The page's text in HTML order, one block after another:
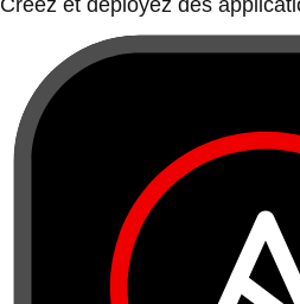
Créez et déployez des